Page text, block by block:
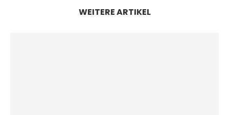
WEITERE ARTIKEL